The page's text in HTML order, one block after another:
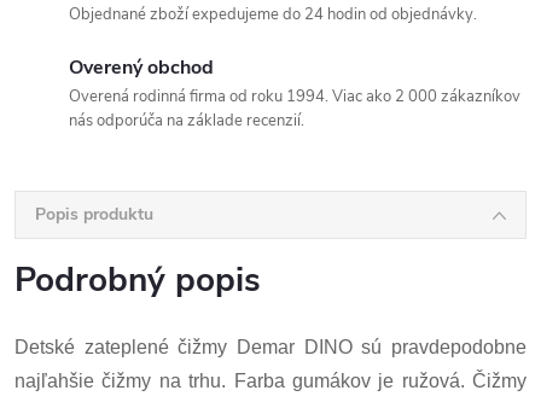
Objednané zboží expedujeme do 24 hodin od objednávky.
Overený obchod
Overená rodinná firma od roku 1994. Viac ako 2 000 zákazníkov
nás odporúča na základe recenzií.
Popis produktu
Podrobný popis
Detské zateplené čižmy Demar DINO sú pravdepodobne
najľahšie čižmy na trhu. Farba gumákov je ružová. Čižmy